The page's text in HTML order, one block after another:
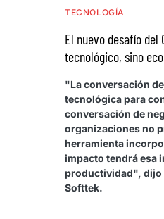
TECNOLOGÍA
El nuevo desafío del
tecnológico, sino
"La conversación
tecnológica para
conversación de
organizaciones no
herramienta
impacto tendrá esa
productividad", dijo
Softtek.